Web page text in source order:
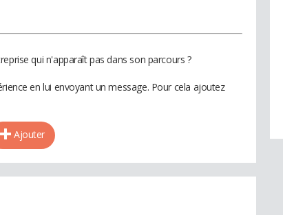
qui n'apparaît pas dans son parcours ?
en lui envoyant un message. Pour cela ajoutez
Ajouter